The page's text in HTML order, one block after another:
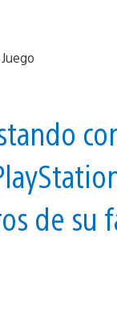
de su